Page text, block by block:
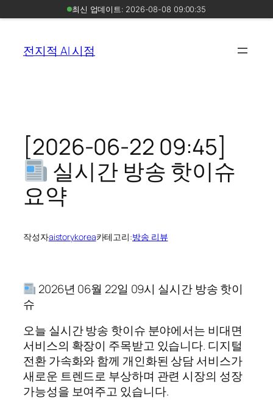
전지적 AI 시점
[2026-06-22 09:45]
실시간 방송 핫이슈
요약
작성자aistorykorea카테고리:방송 리뷰
2026년 06월 22일 09시 실시간 방송 핫이
슈
오늘 실시간 방송 핫이슈 분야에서는 비대면
서비스의 확장이 주목받고 있습니다. 디지털
전환 가속화와 함께 개인화된 상담 서비스가
새로운 트렌드로 부상하며 관련 시장의 성장
가능성을 보여주고 있습니다.
최신 업데이트: 2026-08-08 09:00:35